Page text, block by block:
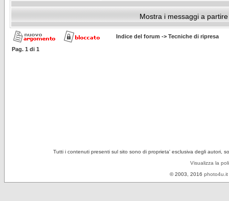
Mostra i messaggi a
Indice del forum -> Tecniche di ripresa
Pag. 1 di 1
Tutti i contenuti presenti sul sito sono di proprieta' esclusiva degli autori,
Visualizza la
© 2003, 2016 photo4u.it